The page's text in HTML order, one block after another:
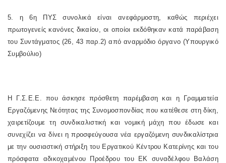
5. η 6η ΠΥΣ συνολικά είναι ανεφάρμοστη, καθώς περιέχει
πρωτογενείς κανόνες δικαίου, οι οποίοι εκδόθηκαν κατά παράβαση
του Συντάγματος (26, 43 παρ.2) από αναρμόδιο όργανο (Υπουργικό
Συμβούλιο)
Η Γ.Σ.Ε.Ε. που άσκησε πρόσθετη παρέμβαση και η Γραμματεία
Εργαζόμενης Νεότητας της Συνομοσπονδίας που κατέθεσε στη δίκη,
χαιρετίζουμε τη συνδικαλιστική και νομική μάχη που έδωσε και
συνεχίζει να δίνει η προσφεύγουσα νέα εργαζόμενη συνδικαλίστρια
με την ουσιαστική στήριξη του Εργατικού Κέντρου Κατερίνης και του
πρόσφατα αδικοχαμένου Προέδρου του ΕΚ συναδέλφου Βαλάση